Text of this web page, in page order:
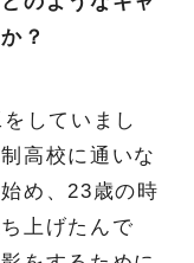
？
していまし
高校に通いな
め、23歳の時
上げたんで